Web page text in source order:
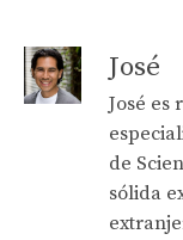
José
José es
de
sólida